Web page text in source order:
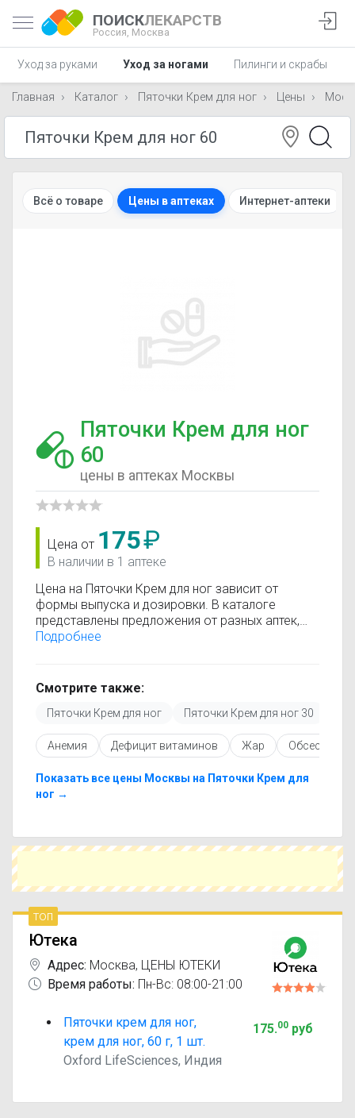
ПОИСКЛЕКАРСТВ
Россия, Москва
Уход за руками Уход за ногами Пилинги и скрабы
Главная Каталог Пяточки Крем для ног Цены
Всё о товаре Цены в аптеках Интернет-аптеки
Пяточки Крем для ног
60
цены в аптеках Москвы
Цена от 175₽
В наличии в 1 аптеке
Цена на Пяточки Крем для ног зависит от
формы выпуска и дозировки. В каталоге
представлены предложения от разных аптек,
что позволяет быстро найти, где купить Пяточки
обновляется, поэтому вы видите только
актуальные данные.
Перед покупкой рекомендуется ознакомиться с
инструкцией по применению, показаниями и
противопоказаниями. При необходимости вы
ног с похожим действующим веществом или
более доступной ценой.
сравните предложения. Это поможет
Подробнее
Смотрите также:
Пяточки Крем для ног Пяточки Крем для ног 30
Анемия Дефицит витаминов Жар
Показать все цены Москвы на Пяточки Крем для
ног →
топ
Ютека
Адрес: Москва, ЦЕНЫ ЮТЕКИ
Время работы: Пн-Вс: 08:00-21:00
Пяточки крем для ног,
крем для ног, 60 г, 1 шт.
Oxford LifeSciences, Индия
175.00руб